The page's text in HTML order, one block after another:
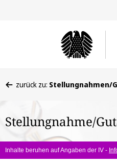
befinden
hier:
zurück zu: Stellungnahmen/
Stellungnahme/
Inhalte beruhen auf Angaben der IV -